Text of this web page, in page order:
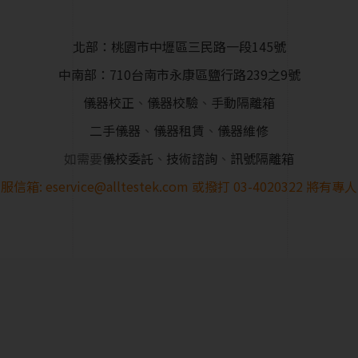
北部：桃園市中壢區三民路一段145號
中南部：710台南市永康區鹽行路239之9號
儀器校正 、 儀器校驗 、 手動隔離箱
二手儀器 、 儀器租賃 、 儀器維修
如需要儀校委託 、 技術諮詢 、 訊號隔離箱
信箱: eservice@alltestek.com 或撥打 03-4020322 將有專